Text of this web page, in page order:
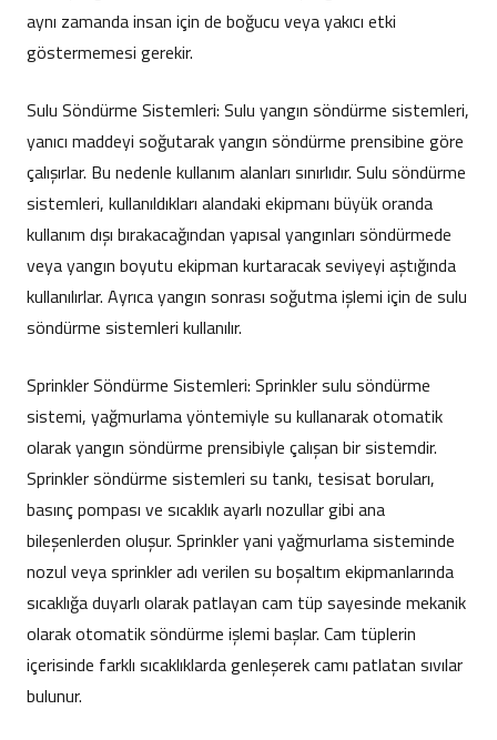
aynı zamanda insan için de boğucu veya yakıcı etki
göstermemesi gerekir.
Sulu Söndürme Sistemleri: Sulu yangın söndürme sistemleri,
yanıcı maddeyi soğutarak yangın söndürme prensibine göre
çalışırlar. Bu nedenle kullanım alanları sınırlıdır. Sulu söndürme
sistemleri, kullanıldıkları alandaki ekipmanı büyük oranda
kullanım dışı bırakacağından yapısal yangınları söndürmede
veya yangın boyutu ekipman kurtaracak seviyeyi aştığında
kullanılırlar. Ayrıca yangın sonrası soğutma işlemi için de sulu
söndürme sistemleri kullanılır.
Sprinkler Söndürme Sistemleri: Sprinkler sulu söndürme
sistemi, yağmurlama yöntemiyle su kullanarak otomatik
olarak yangın söndürme prensibiyle çalışan bir sistemdir.
Sprinkler söndürme sistemleri su tankı, tesisat boruları,
basınç pompası ve sıcaklık ayarlı nozullar gibi ana
bileşenlerden oluşur. Sprinkler yani yağmurlama sisteminde
nozul veya sprinkler adı verilen su boşaltım ekipmanlarında
sıcaklığa duyarlı olarak patlayan cam tüp sayesinde mekanik
olarak otomatik söndürme işlemi başlar. Cam tüplerin
içerisinde farklı sıcaklıklarda genleşerek camı patlatan sıvılar
bulunur.